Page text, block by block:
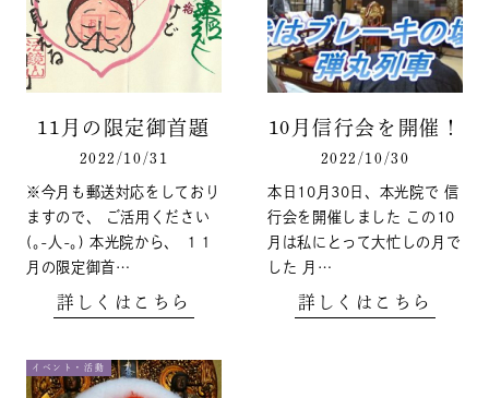
11月の限定御首題
2022/10/31
※今月も郵送対応をしており
ますので、 ご活用ください
(｡-人-｡) 本光院から、 １１
月の限定御首…
詳しくはこちら
10月信行会を開催！
2022/10/30
本日10月30日、本光院で 信
行会を開催しました この10
月は私にとって大忙しの月で
した 月…
詳しくはこちら
イベント・活動